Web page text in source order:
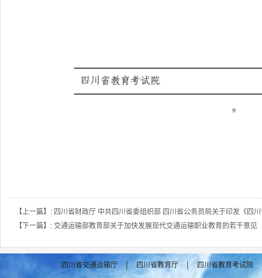
【上一篇】: 四川省财政厅 中共四川省委组织部 四川省公务员局关于印发《四
【下一篇】: 交通运输部教育部关于加快发展现代交通运输职业教育的若干意见
四川省交通运输厅 | 四川省教育厅 | 四川省教育考试院